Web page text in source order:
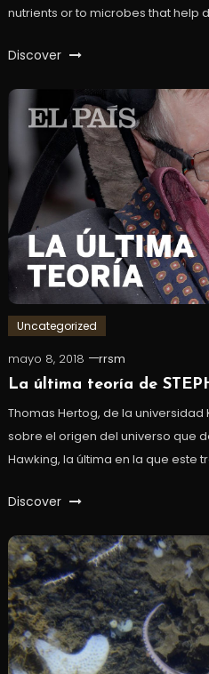
nutrients or to microbes that help
Discover
Uncategorized
mayo 8, 2018
rrsm
La última teoría de
Thomas Hertog, de la universidad
sobre el origen del universo que
Hawking, la última en la que este
Discover